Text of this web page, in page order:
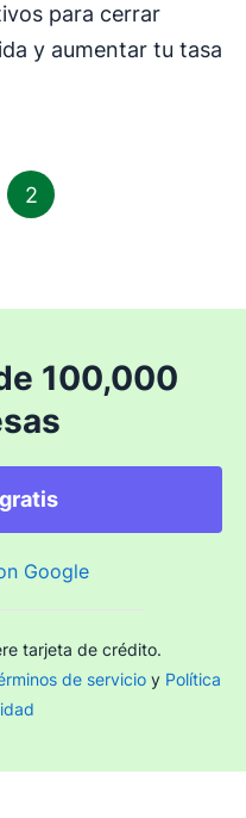
para cerrar
y aumentar tu tasa
2
100,000
Google
tarjeta de crédito.
de servicio y Política